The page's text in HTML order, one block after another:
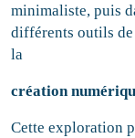
minimaliste, puis
différents outils
la
création
Cette exploration